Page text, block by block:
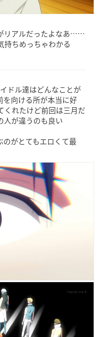
リアルだったよなあ……
持ちめっちゃわかる
ドル達はどんなことが
を向ける所が本当に好
れたけど前回は三月だ
人が違うのも良い
がとてもエロくて最